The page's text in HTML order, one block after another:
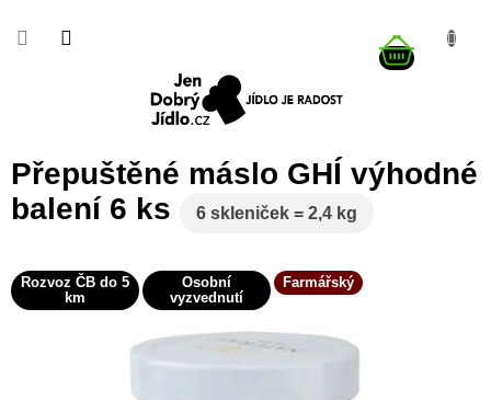
obsah
Přepuštěné máslo GHÍ výhodné
balení 6 ks
6 skleniček = 2,4 kg
Rozvoz ČB do 5
km
Osobní
vyzvednutí
Farmářský